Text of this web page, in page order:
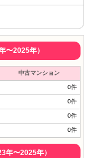
〜2025年）
中古マンション
0件
0件
0件
0件
年〜2025年）